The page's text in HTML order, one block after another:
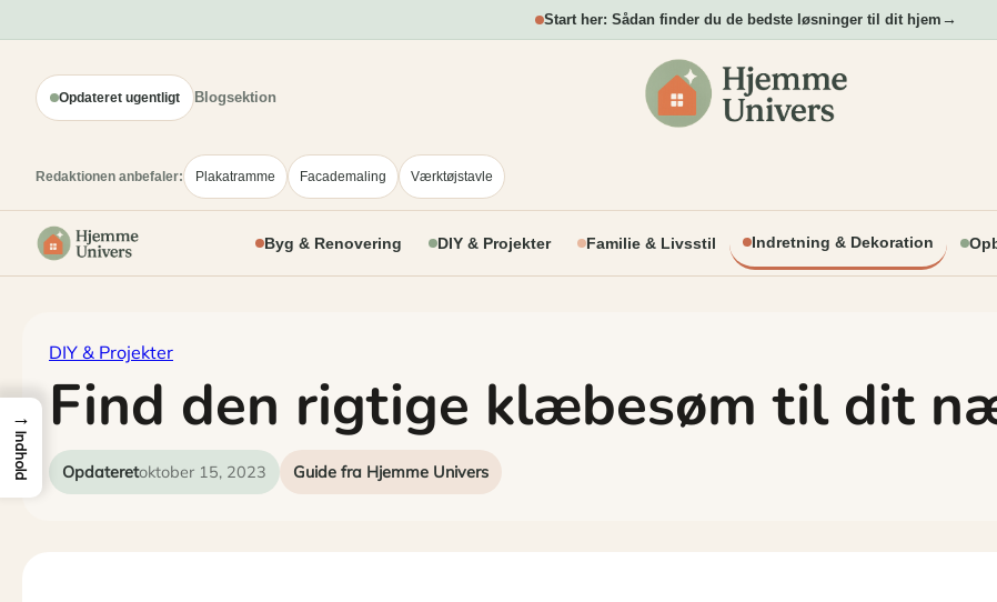
til
Start her: Sådan finder du de bedste løsninger til dit hjem →
Opdateret ugentligt Blogsektion
Redaktionen anbefaler: Plakatramme Facademaling Værktøjstavle
Byg & Renovering DIY & Projekter Familie & Livsstil Indretning & Dekoration
DIY & Projekter
Find den rigtige klæbesøm til dit
Opdateretoktober 15, 2023 Guide fra Hjemme Univers
→
Indhold